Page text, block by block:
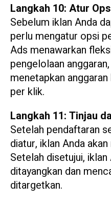
Langkah 10: Atur
Sebelum iklan Anda
perlu mengatur opsi
Ads menawarkan
pengelolaan
menetapkan
per klik.
Langkah 11: Tinjau
Setelah pendaftaran
diatur, iklan Anda
Setelah disetujui,
ditayangkan dan
ditargetkan.